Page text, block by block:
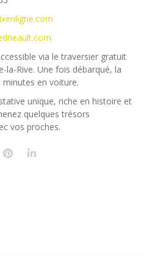
via le traversier gratuit
la-Rive. Une fois débarqué, la
en voiture.
unique, riche en histoire et
quelques trésors
vos proches.